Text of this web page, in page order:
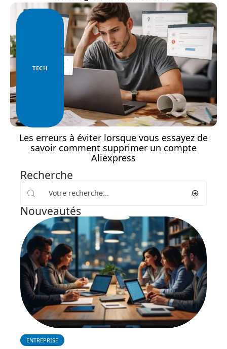
TECH
Les erreurs à éviter lorsque vous essayez de
savoir comment supprimer un compte
Aliexpress
Recherche
Nouveautés
ENTREPRISE